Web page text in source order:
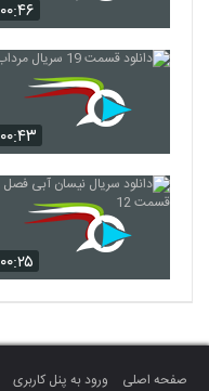
۰۰:۴۶
۰۰:۴۳
۰۰:۲۵
صفحه اصلی ورود به پنل کاربری